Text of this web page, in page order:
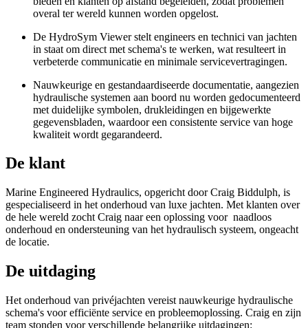
overal ter wereld kunnen worden opgelost.
De HydroSym Viewer stelt engineers en technici van jachten
in staat om direct met schema's te werken, wat resulteert in
verbeterde communicatie en minimale servicevertragingen.
Nauwkeurige en gestandaardiseerde documentatie, aangezien
hydraulische systemen aan boord nu worden gedocumenteerd
met duidelijke symbolen, drukleidingen en bijgewerkte
gegevensbladen, waardoor een consistente service van hoge
kwaliteit wordt gegarandeerd.
De klant
Marine Engineered Hydraulics, opgericht door Craig Biddulph, is
gespecialiseerd in het onderhoud van luxe jachten. Met klanten over
de hele wereld zocht Craig naar een oplossing voor naadloos
onderhoud en ondersteuning van het hydraulisch systeem, ongeacht
de locatie.
De uitdaging
Het onderhoud van privéjachten vereist nauwkeurige hydraulische
schema's voor efficiënte service en probleemoplossing. Craig en zijn
team stonden voor verschillende belangrijke uitdagingen: